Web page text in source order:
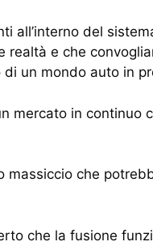
all’interno del
e che
di un mondo auto in
mercato in continuo
che
che la fusione